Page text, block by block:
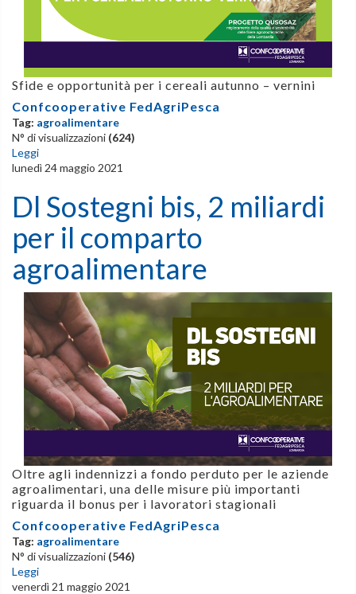
Sfide e opportunità per i cereali autunno – vernini
Confcooperative FedAgriPesca
Tag: agroalimentare
N° di visualizzazioni (624)
Leggi
lunedì 24 maggio 2021
Dl Sostegni bis, 2 miliardi
per il comparto
agroalimentare
Oltre agli indennizzi a fondo perduto per le aziende
agroalimentari, una delle misure più importanti
riguarda il bonus per i lavoratori stagionali
Confcooperative FedAgriPesca
Tag: agroalimentare
N° di visualizzazioni (546)
Leggi
venerdì 21 maggio 2021